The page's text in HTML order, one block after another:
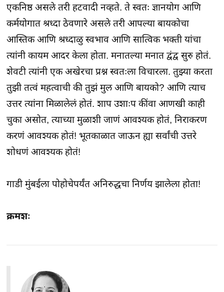
एकनिष्ठ असले तरी हटवादी नव्हते. ते स्वतः ज्ञानयोग आणि
कर्मयोगात श्रध्दा ठेवणारे असले तरी आपल्या बायकोचा
आस्तिक आणि श्रध्दाळु स्वभाव आणि सात्विक भक्ती यांचा
त्यांनी कायम आदर केला होता. मनातल्या मनात द्वंद्व सुरु होतं.
शेवटी त्यांनी एक अखेरचा प्रश्न स्वतःला विचारला. तुझ्या करता
तुझी तत्वं महत्वाची की तुझं मुल आणि बायको? आणि त्याच
उत्तर त्यांना मिळालेलं होतं. शाप उशाःप कींवा आणखी काही
चुका असोत, त्याच्या मुळाशी जाणं आवश्यक होतं, निराकरण
करणं आवश्यक होतं! भूतकाळात जाऊन ह्या सर्वांची उत्तरे
शोधणं आवश्यक होतं!
गाडी मुंबईला पोहोचेपर्यंत अनिरुद्धचा निर्णय झालेला होता!
क्रमशः